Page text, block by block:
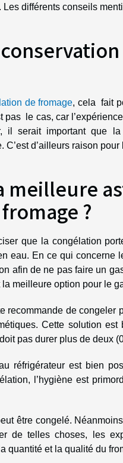
différents conseils
de fromage, cela fait
pas le cas, car
il serait important que
C’est d’ailleurs raison
meilleure
?
que la congélation
eau. En ce qui concerne
afin de ne pas faire un
la meilleure option pour le
recommande de
Cette solution
pas durer plus de deux
réfrigérateur est bien
l’hygiène est
être congelé.
de telles choses, les
quantité et la qualité du